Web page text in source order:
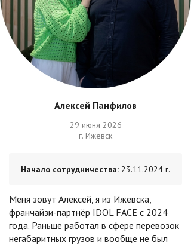
Алексей Панфилов
29 июня 2026
г. Ижевск
Начало сотрудничества: 23.11.2024 г.
Меня зовут Алексей, я из Ижевска,
франчайзи-партнёр IDOL FACE с 2024
года. Раньше работал в сфере перевозок
негабаритных грузов и вообще не был